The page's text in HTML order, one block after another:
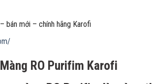
bán mới – chính hãng Karofi
RO Purifim Karofi